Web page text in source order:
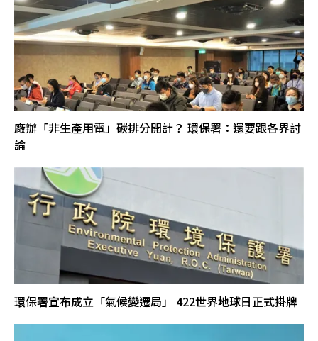
廠辦「非生產用電」碳排分開計？ 環保署：還要跟各界討
論
環保署宣布成立「氣候變遷局」 422世界地球日正式掛牌